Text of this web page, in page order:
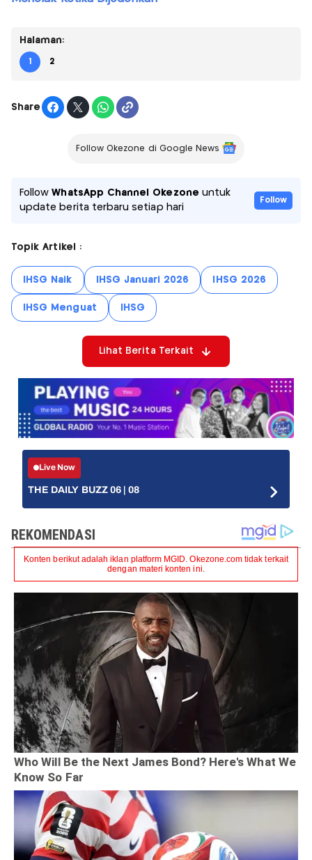
Halaman:
1 2
Share
Follow Okezone di Google News
FollowWhatsApp Channel Okezone untuk
update berita terbaru setiap hari
Follow
Topik Artikel :
IHSG Naik IHSG Januari 2026 IHSG 2026
IHSG Menguat IHSG
Lihat Berita Terkait
Live Now
THE DAILY BUZZ 06 | 08